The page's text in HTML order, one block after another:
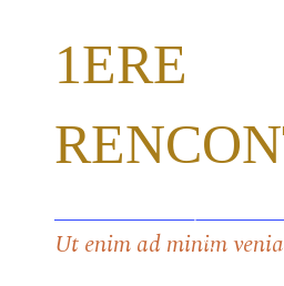
1ERE
Ut enim ad minim